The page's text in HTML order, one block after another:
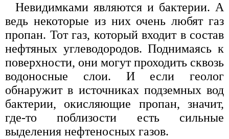
Невидимками являются и бактерии. А
ведь некоторые из них очень любят газ
пропан. Тот газ, который входит в состав
нефтяных углеводородов. Поднимаясь к
поверхности, они могут проходить сквозь
водоносные слои. И если геолог
обнаружит в источниках подземных вод
бактерии, окисляющие пропан, значит,
где-то поблизости есть сильные
выделения нефтеносных газов.